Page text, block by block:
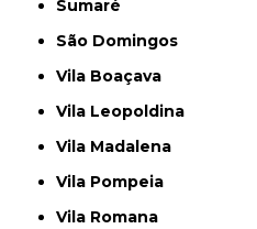
Sumaré
São Domingos
Vila Boaçava
Vila Leopoldina
Vila Madalena
Vila Pompeia
Vila Romana